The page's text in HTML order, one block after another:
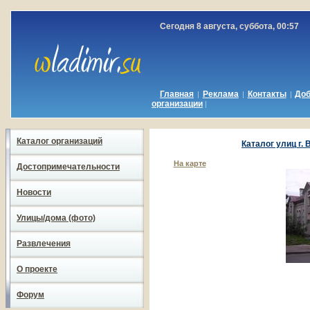
Сегодня 8 августа, суббота, 00:57
Главная | Реклама | Контакты|
организации |
Каталог организаций
Достопримечательности
Новости
Улицы/дома (фото)
Развлечения
О проекте
Форум
Каталог улиц г.
На карте